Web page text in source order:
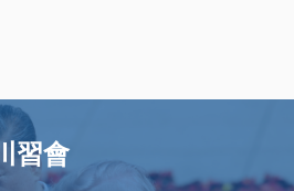
習會